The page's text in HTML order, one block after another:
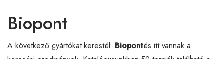
Biopont
A következő gyártókat kerestél: Biopontés itt vannak a